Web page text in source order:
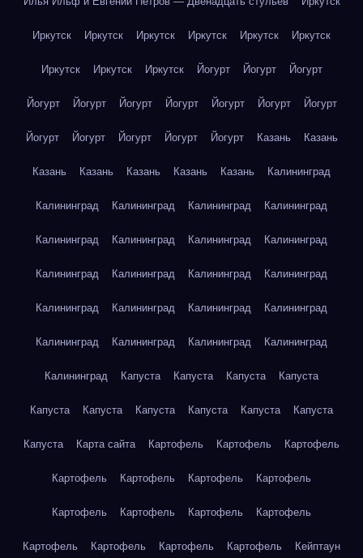
Иркутск Иркутск Иркутск Иркутск Иркутск Иркутск
Иркутск Иркутск Иркутск Йогурт Йогурт Йогурт
Йогурт Йогурт Йогурт Йогурт Йогурт Йогурт Йогурт
Йогурт Йогурт Йогурт Йогурт Йогурт Казань Казань
Казань Казань Казань Казань Казань Калининград
Калининград Калининград Калининград Калининград
Калининград Калининград Калининград Калининград
Калининград Калининград Калининград Калининград
Калининград Калининград Калининград Калининград
Калининград Калининград Калининград Калининград
Калининград Капуста Капуста Капуста Капуста
Капуста Капуста Капуста Капуста Капуста Капуста
Капуста Карта сайта Картофель Картофель Картофель
Картофель Картофель Картофель Картофель
Картофель Картофель Картофель Картофель
Картофель Картофель Картофель Картофель Кейптаун